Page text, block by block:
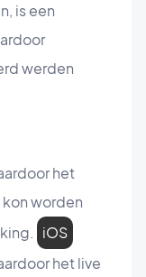
is een
werden
het
worden
iOS
het live